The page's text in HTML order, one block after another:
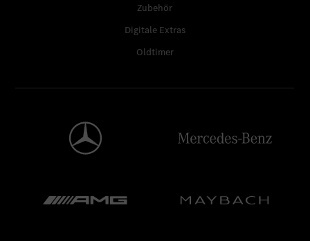
Zubehör
Digitale Extras
Oldtimer